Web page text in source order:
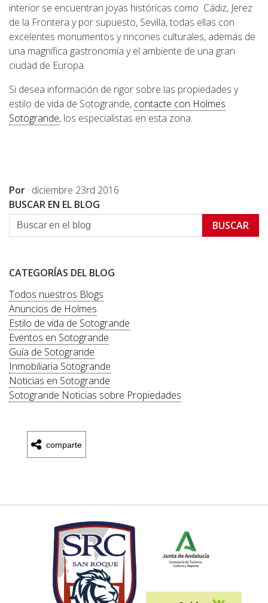
interior se encuentran joyas históricas como Cádiz, Jerez
de la Frontera y por supuesto, Sevilla, todas ellas con
excelentes monumentos y rincones culturales, además de
una magnífica gastronomía y el ambiente de una gran
ciudad de Europa.
Si desea información de rigor sobre las propiedades y
estilo de vida de Sotogrande, contacte con Holmes
Sotogrande, los especialistas en esta zona.
Por · diciembre 23rd 2016
BUSCAR EN EL BLOG
BUSCAR
CATEGORÍAS DEL BLOG
Todos nuestros Blogs
Anuncios de Holmes
Estilo de vida de Sotogrande
Eventos en Sotogrande
Guía de Sotogrande
Inmobiliaria Sotogrande
Noticias en Sotogrande
Sotogrande Noticias sobre Propiedades
comparte